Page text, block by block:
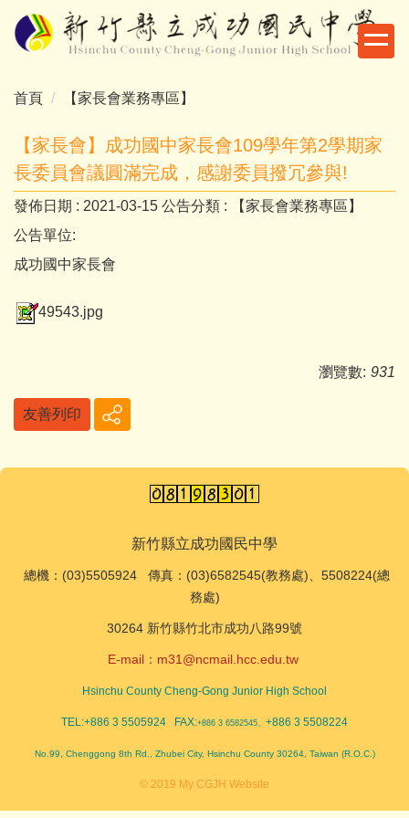
跳
到
內
首頁 【家長會業務專區】
【家長會】成功國中家長會109學年第2學期家
長委員會議圓滿完成，感謝委員撥冗參與!
發佈日期 : 2021-03-15 公告分類 :
【家長會業務專區】
公告單位:
成功國中家長會
49543.jpg
瀏覽數: 931
友善列印
新竹縣立成功國民中學
總機：(03)5505924 傳真：(03)6582545(教務處)、5508224(總
務處)
30264 新竹縣竹北市成功八路99號
E-mail： m31@ncmail.hcc.edu.tw
Hsinchu County Cheng-Gong Junior High School
TEL:+886 3 5505924 FAX:+886 3 6582545、 +886 3 5508224
No.99, Chenggong 8th Rd., Zhubei City, Hsinchu County 30264, Taiwan (R.O.C.)
© 2019 My CGJH Website